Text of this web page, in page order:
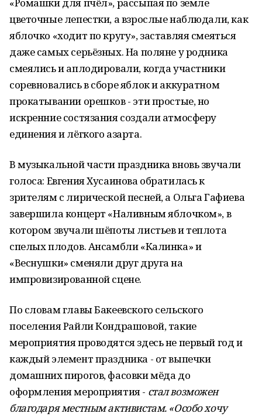
цветочные лепестки, а взрослые наблюдали, как
яблочко «ходит по кругу», заставляя смеяться
даже самых серьёзных. На поляне у родника
смеялись и аплодировали, когда участники
соревновались в сборе яблок и аккуратном
прокатывании орешков - эти простые, но
искренние состязания создали атмосферу
единения и лёгкого азарта.
В музыкальной части праздника вновь звучали
голоса: Евгения Хусаинова обратилась к
зрителям с лирической песней, а Ольга Гафиева
завершила концерт «Наливным яблочком», в
котором звучали шёпоты листьев и теплота
спелых плодов. Ансамбли «Калинка» и
«Веснушки» сменяли друг друга на
импровизированной сцене.
По словам главы Бакеевского сельского
поселения Райли Кондрашовой, такие
мероприятия проводятся здесь не первый год и
каждый элемент праздника - от выпечки
домашних пирогов, фасовки мёда до
оформления мероприятия - стал возможен
благодаря местным активистам. «Особо хочу